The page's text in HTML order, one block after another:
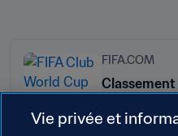
FIFA.COM
FIFA 2025™
Vie privée et